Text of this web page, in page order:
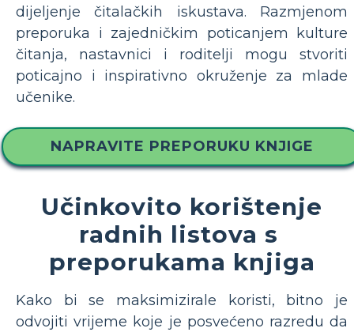
dijeljenje čitalačkih iskustava. Razmjenom
preporuka i zajedničkim poticanjem kulture
čitanja, nastavnici i roditelji mogu stvoriti
poticajno i inspirativno okruženje za mlade
učenike.
NAPRAVITE PREPORUKU KNJIGE
Učinkovito korištenje
radnih listova s ​​
preporukama knjiga
Kako bi se maksimizirale koristi, bitno je
odvojiti vrijeme koje je posvećeno razredu da